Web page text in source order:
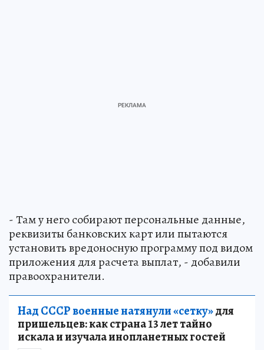
- Там у него собирают персональные данные,
реквизиты банковских карт или пытаются
установить вредоносную программу под видом
приложения для расчета выплат, - добавили
правоохранители.
Над СССР военные натянули «сетку»для
пришельцев: как страна 13 лет тайно
искала и изучала инопланетных гостей